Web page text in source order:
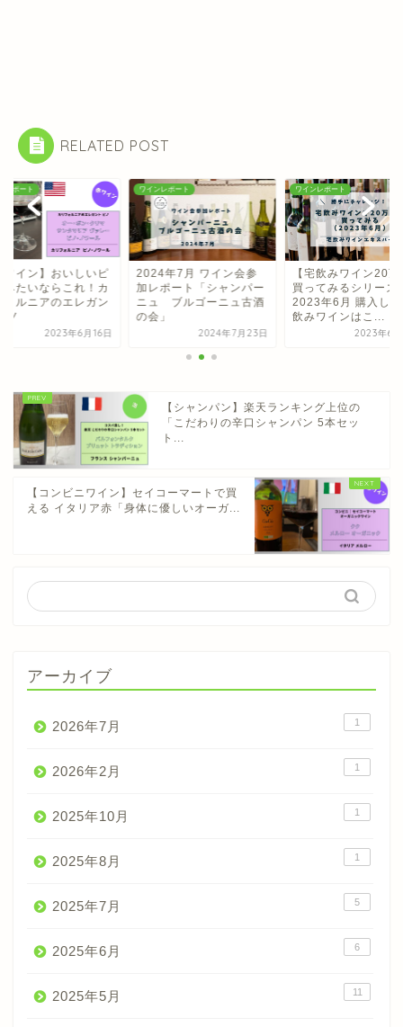
RELATED POST
レポート
ワイン】おいしいピ
みたいならこれ！カ
ォルニアのエレガン
ノ
2023年6月16日
ワインレポート
2024年7月 ワイン会参
加レポート「シャンパー
ニュ ブルゴーニュ古酒
の会」
2024年7月23日
ワインレポート
【宅飲みワイン20万
買ってみるシリーズ
2023年6月 購入し
飲みワインはこ...
2023年6
【シャンパン】楽天ランキング上位の
「こだわりの辛口シャンパン 5本セッ
ト...
【コンビニワイン】セイコーマートで買
える イタリア赤「身体に優しいオーガ...
アーカイブ
2026年7月 1
2026年2月 1
2025年10月 1
2025年8月 1
2025年7月 5
2025年6月 6
2025年5月 11